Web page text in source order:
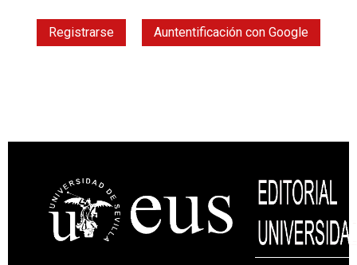
Registrarse Auntentificación con Google